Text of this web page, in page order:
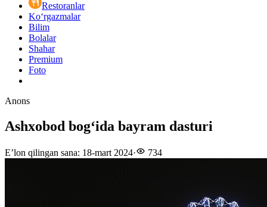
Restoranlar
Ko‘rgazmalar
Bilim
Bolalar
Shahar
Premium
Foto
Anons
Ashxobod bog‘ida bayram dasturi
E’lon qilingan sana: 18-mart 2024· 734